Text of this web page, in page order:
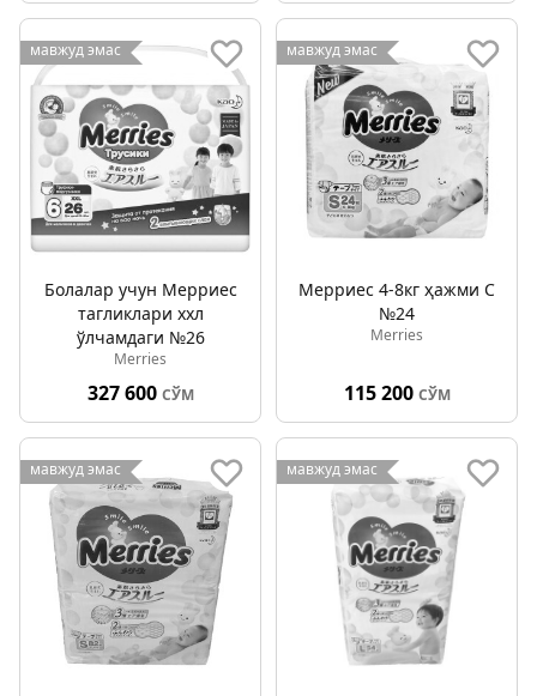
мавжуд эмас
Болалар учун Мерриес
тагликлари ххл
ўлчамдаги №26
Merries
327 600 СЎМ
мавжуд эмас
Мерриес 4-8кг ҳажми С
№24
Merries
115 200 СЎМ
мавжуд эмас мавжуд эмас